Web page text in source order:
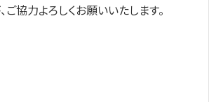
ご協力よろしくお願いいたします。